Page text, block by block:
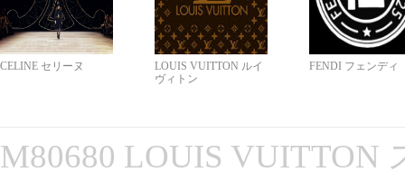
CELINE セリーヌ
LOUIS VUITTON ルイ
ヴィトン
FENDI フェンディ
M80680 LOUIS VUITTON